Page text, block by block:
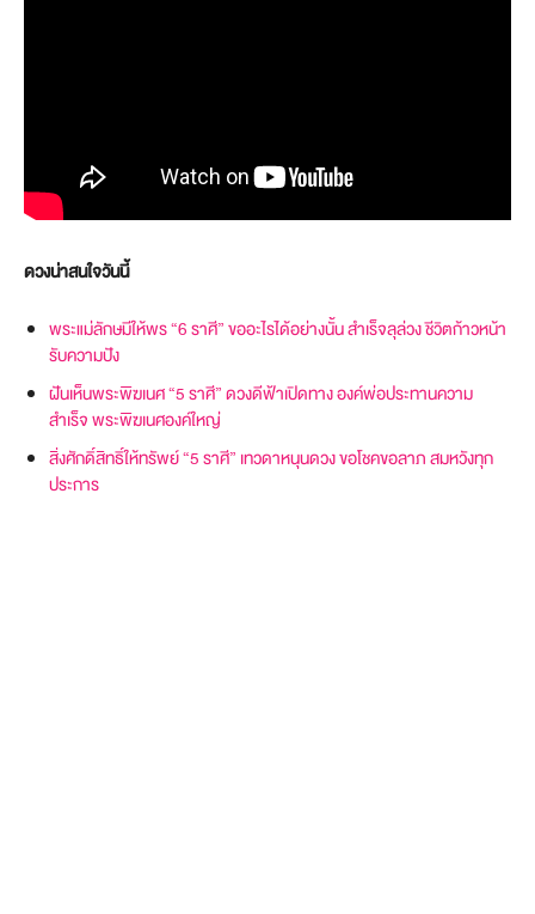
ดวงน่าสนใจวันนี้
พระแม่ลักษมีให้พร “6 ราศี” ขออะไรได้อย่างนั้น สำเร็จลุล่วง ชีวิตก้าวหน้า
รับความปัง
ฝันเห็นพระพิฆเนศ “5 ราศี” ดวงดีฟ้าเปิดทาง องค์พ่อประทานความ
สำเร็จ พระพิฆเนศองค์ใหญ่
สิ่งศักดิ์สิทธิ์ให้ทรัพย์ “5 ราศี” เทวดาหนุนดวง ขอโชคขอลาภ สมหวังทุก
ประการ